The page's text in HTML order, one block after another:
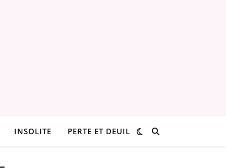
INSOLITE PERTE ET DEUIL